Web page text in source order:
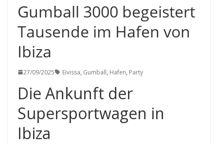
Gumball 3000 begeistert
Tausende im Hafen von
Ibiza
27/09/2025 Eivissa, Gumball, Hafen, Party
Die Ankunft der
Supersportwagen in
Ibiza